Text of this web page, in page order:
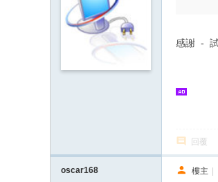
感謝 -
回覆
oscar168 樓主 |